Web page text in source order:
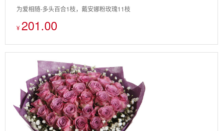
为爱相随-多头百合1枝，戴安娜粉玫瑰11枝
¥201.00